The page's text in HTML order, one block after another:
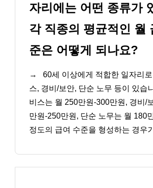
자리에는 어떤 종류가
각 직종의 평균적인 월
준은 어떻게 되나요?
→
60세 이상에게 적합한 일자리로
스, 경비/보안, 단순 노무 등이 있습
비스는 월 250만원-300만원, 경비/
만원-250만원, 단순 노무는 월 180
정도의 급여 수준을 형성하는 경우